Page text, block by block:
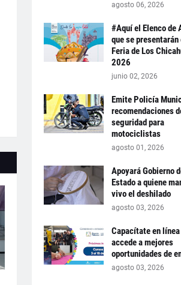
agosto 06, 2026
#Aquí el Elenco de
que se presentarán
Feria de Los
2026
junio 02, 2026
Emite Policía
recomendaciones
seguridad para
motociclistas
agosto 01, 2026
Apoyará Gobierno
Estado a quiene
vivo el deshilado
agosto 03, 2026
Capacítate en
accede a mejores
oportunidades de
agosto 03, 2026